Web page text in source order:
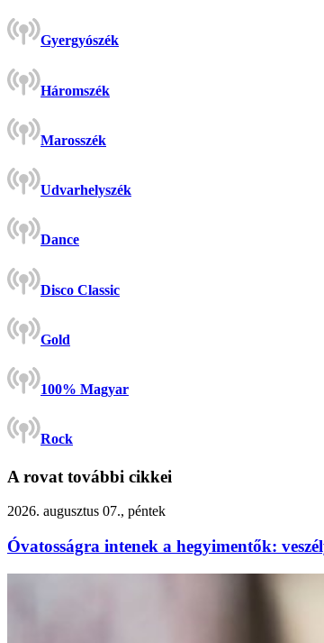
Gyergyószék
Háromszék
Marosszék
Udvarhelyszék
Dance
Disco Classic
Gold
100% Magyar
Rock
A rovat további cikkei
2026. augusztus 07., péntek
Óvatosságra intenek a hegyimentők: